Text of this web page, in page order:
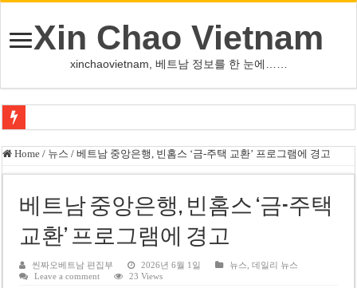
Xin Chao Vietnam
xinchaovietnam, 베트남 정보를 한 눈에……
쩐 타인 먼 베트남 국회의장 “외교 성과, 국가 위상 제고에 크게 기여”
싱가포르 하오마트, 마지막 프리미엄 매장 폐점… 적자·소송 악재 속 사업 축
베트남 은행 분기 순이익 1조 동 시대…비엣콤뱅크 등 5곳 돌파
PNJ, 다이아몬드 밀수 여파에 2분기 적자… 10월 임시 주총 개최
케펠, 투티엠 엠파이어시티 지분 전량 2억7000만 달러에 매각
Home / 뉴스 / 베트남 중앙은행, 빈홈스 ‘금-주택 교환’ 프로그램에 경고
베트남 중앙은행, 빈홈스 ‘금-주택
교환’ 프로그램에 경고
씬짜오베트남 편집부 2026년 6월 1일 뉴스 ,데일리 뉴스
Leave a comment
23 Views